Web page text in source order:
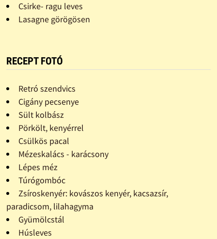
Csirke- ragu leves
Lasagne görögösen
RECEPT FOTÓ
Retró szendvics
Cigány pecsenye
Sült kolbász
Pörkölt, kenyérrel
Csülkös pacal
Mézeskalács - karácsony
Lépes méz
Túrógombóc
Zsíroskenyér: kovászos kenyér, kacsazsír,
paradicsom, lilahagyma
Gyümölcstál
Húsleves